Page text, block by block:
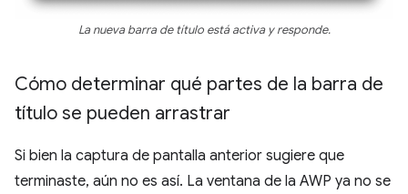
La nueva barra de título está activa y responde.
Cómo determinar qué partes de la barra de
título se pueden arrastrar
Si bien la captura de pantalla anterior sugiere que
terminaste, aún no es así. La ventana de la AWP ya no se